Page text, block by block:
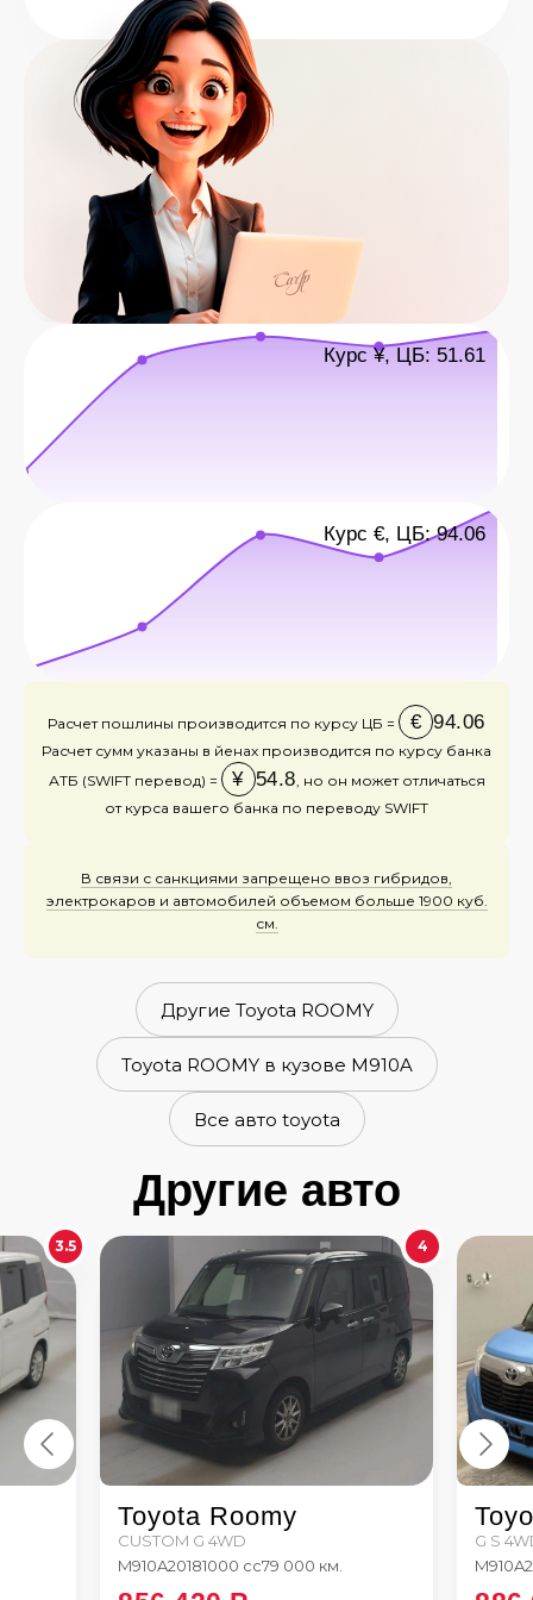
Курс ¥, ЦБ: 51.61
Курс €, ЦБ: 94.06
Расчет пошлины производится по курсу ЦБ = € 94.06
Расчет сумм указаны в йенах производится по курсу банка
АТБ (SWIFT перевод) =
¥ 54.8 , но он может отличаться
от курса вашего банка по переводу SWIFT
В связи с санкциями запрещено ввоз гибридов,
электрокаров и автомобилей объемом больше 1900 куб.
см.
Другие Toyota ROOMY
Toyota ROOMY в кузове M910A
Все авто toyota
Другие авто
4
Toyota Roomy
CUSTOM G 4WD
M910A20181000 сс79 000 км.
G S
M910A
3.5